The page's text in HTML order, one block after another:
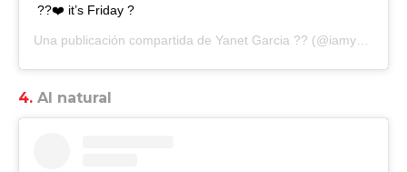
??❤️ it’s Friday ?
Una publicación compartida de Yanet Garcia ?? (@iamyanetgarcia) el
4. Al natural